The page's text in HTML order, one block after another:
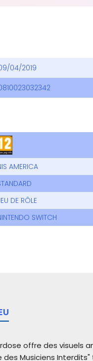
04/2019
AMERICA
DE RÔLE
SWITCH
offre des visuels
Musiciens